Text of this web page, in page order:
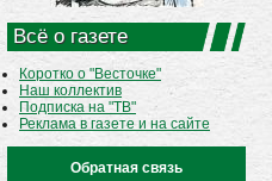
Всё о газете
Коротко о "Весточке"
Наш коллектив
Подписка на "ТВ"
Реклама в газете и на сайте
Обратная связь